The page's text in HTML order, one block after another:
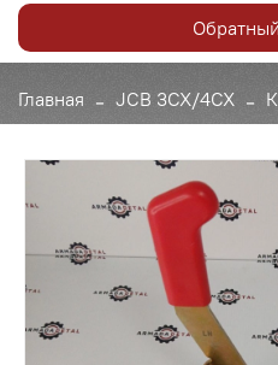
Главная JCB 3CX/4CX